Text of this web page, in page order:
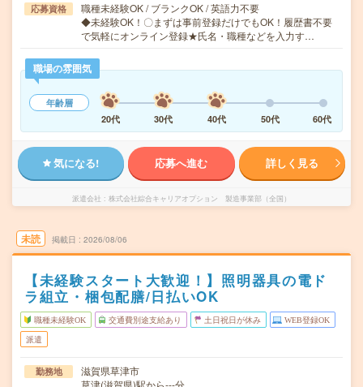
応募資格
職種未経験OK / ブランクOK / 英語力不要
◆未経験OK！〇まずは事前登録だけでもOK！履歴書不要
で気軽にオンライン登録★氏名・職種などを入力す…
職場の雰囲気
年齢層
20代
30代 40代 50代 60代
気になる! 応募へ進む 詳しく見る
派遣会社 株式会社綜合キャリアオプション 製造事業部（全国）
未読 掲載日 2026/08/06
【未経験スタート大歓迎！】照明器具の電ド
ラ組立・梱包配膳/日払いOK
職種未経験OK 交通費別途支給あり 土日祝日が休み WEB登録OK
派遣
勤務地
滋賀県草津市
草津(滋賀県)駅から---分